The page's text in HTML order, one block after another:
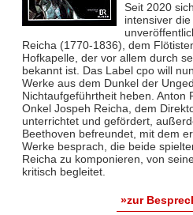
Seit 2020
intensiver
Reicha (1770-1836), dem
Hofkapelle, der vor allem durch
bekannt ist. Das Label cpo will
Werke aus dem Dunkel der
Nichtaufgeführtheit heben. Anton
Onkel Jospeh Reicha, dem
unterrichtet und gefördert,
Beethoven befreundet, mit dem
Werke besprach, die beide
Reicha zu komponieren, von
kritisch begleitet.
»zur